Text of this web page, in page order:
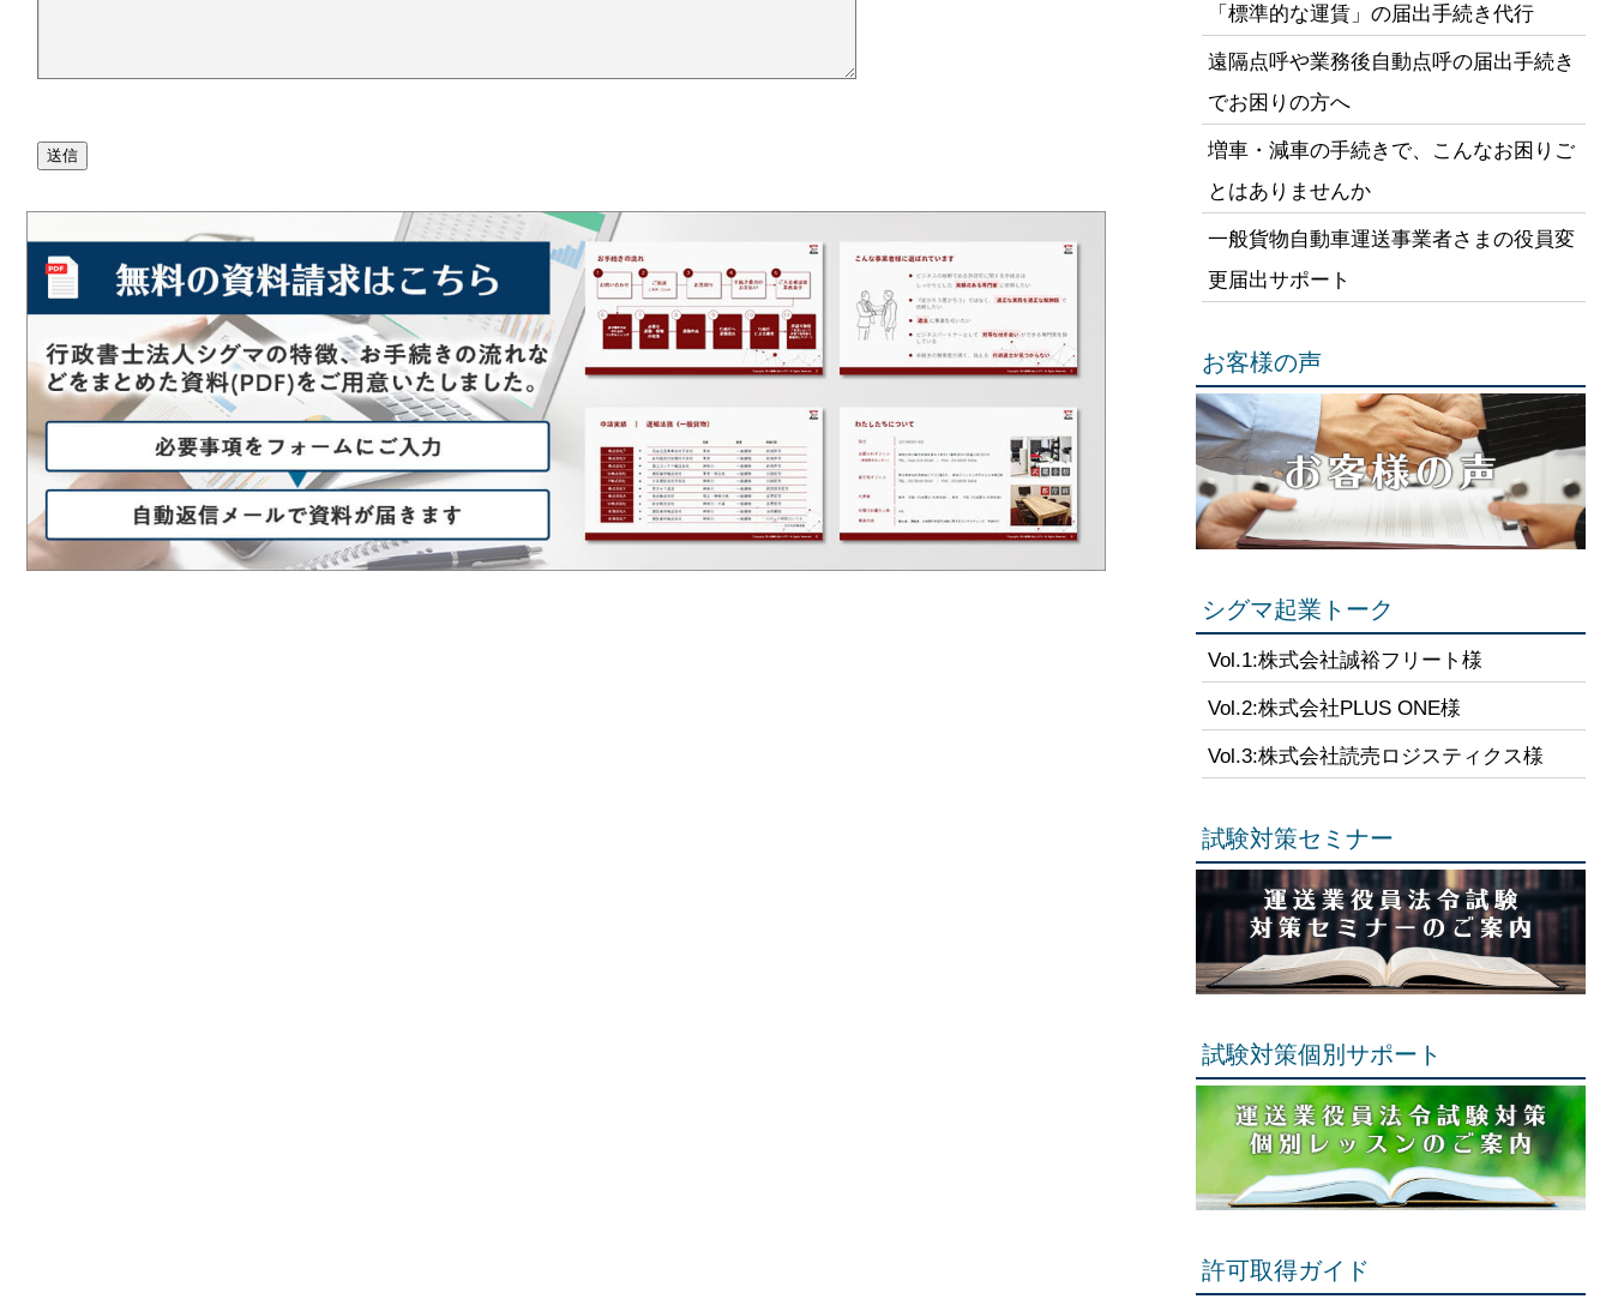
「標準的な運賃」の届出手続き代行
遠隔点呼や業務後自動点呼の届出手続き
でお困りの方へ
増車・減車の手続きで、こんなお困りご
とはありませんか
一般貨物自動車運送事業者さまの役員変
更届出サポート
お客様の声
シグマ起業トーク
Vol.1:株式会社誠裕フリート様
Vol.2:株式会社PLUS ONE様
Vol.3:株式会社読売ロジスティクス様
試験対策セミナー
試験対策個別サポート
許可取得ガイド